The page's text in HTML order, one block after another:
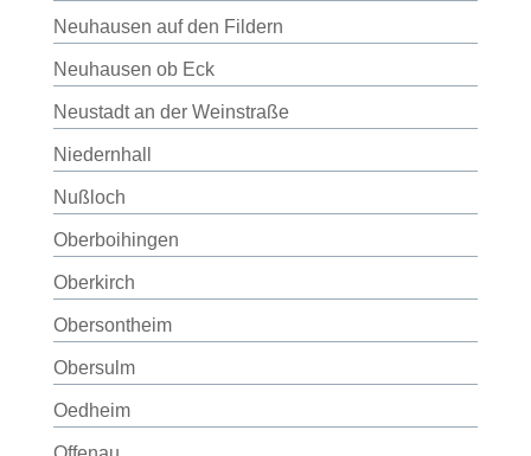
Neuhausen auf den Fildern
Neuhausen ob Eck
Neustadt an der Weinstraße
Niedernhall
Nußloch
Oberboihingen
Oberkirch
Obersontheim
Obersulm
Oedheim